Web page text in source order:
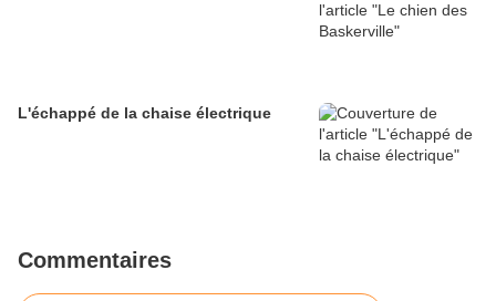
L'échappé de la chaise électrique
Commentaires